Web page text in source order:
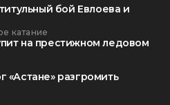
бой Евлоева и
катание
на престижном ледовом
разгромить